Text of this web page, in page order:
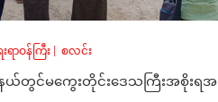
ာဝန်ကြီး စလင်း
ယ်တွင်မကွေးတိုင်းဒေသကြီးအစိုးရအ